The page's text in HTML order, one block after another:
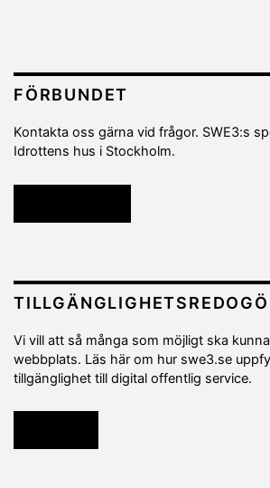
FÖRBUNDET
Kontakta oss gärna vid frågor. SWE3:s
Idrottens hus i Stockholm.
Vi vill att så många som möjligt ska
webbplats. Läs här om hur swe3.se
tillgänglighet till digital offentlig service.